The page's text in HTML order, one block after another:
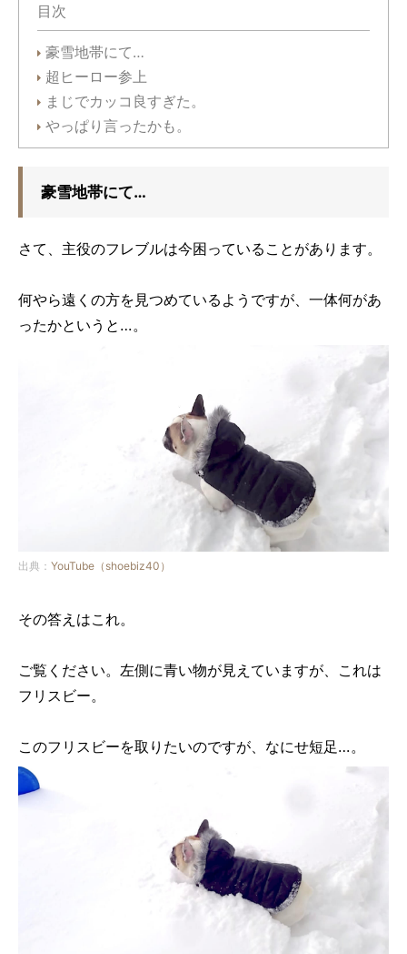
目次
豪雪地帯にて…
超ヒーロー参上
まじでカッコ良すぎた。
やっぱり言ったかも。
豪雪地帯にて…
さて、主役のフレブルは今困っていることがあります。
何やら遠くの方を見つめているようですが、一体何があ
ったかというと…。
出典： YouTube（shoebiz40）
その答えはこれ。
ご覧ください。左側に青い物が見えていますが、これは
フリスビー。
このフリスビーを取りたいのですが、なにせ短足…。